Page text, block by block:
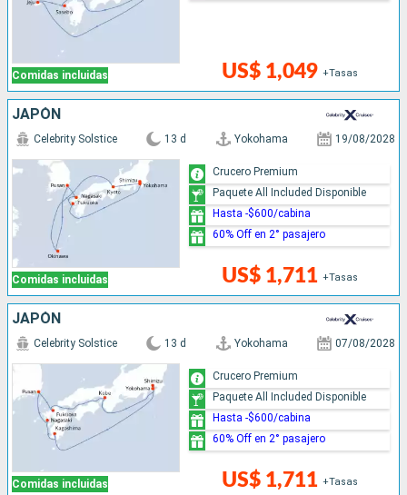
Comidas incluidas US$ 1,049 +Tasas
JAPÓN
Comidas incluidas
Celebrity Solstice 13 d Yokohama 19/08/2028
US$ 1,711 +Tasas
Crucero Premium
Paquete All Included Disponible
Hasta -$600/cabina
60% Off en 2° pasajero
JAPÓN
Comidas incluidas
Celebrity Solstice 13 d Yokohama 07/08/2028
US$ 1,711 +Tasas
Crucero Premium
Paquete All Included Disponible
Hasta -$600/cabina
60% Off en 2° pasajero